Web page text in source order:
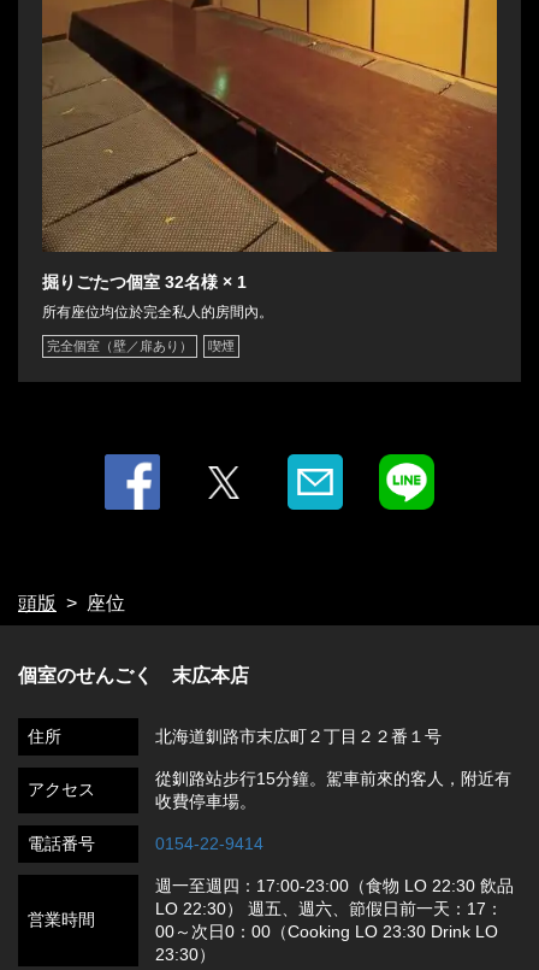
掘りごたつ個室 32名様 × 1
所有座位均位於完全私人的房間內。
完全個室（壁／扉あり） 喫煙
頭版 座位
個室のせんごく 末広本店
住所 北海道釧路市末広町２丁目２２番１号
アクセス
從釧路站步行15分鐘。駕車前來的客人，附近有
收費停車場。
電話番号 0154-22-9414
営業時間
週一至週四：17:00-23:00（食物 LO 22:30 飲品
LO 22:30） 週五、週六、節假日前一天：17：
00～次日0：00（Cooking LO 23:30 Drink LO
23:30）